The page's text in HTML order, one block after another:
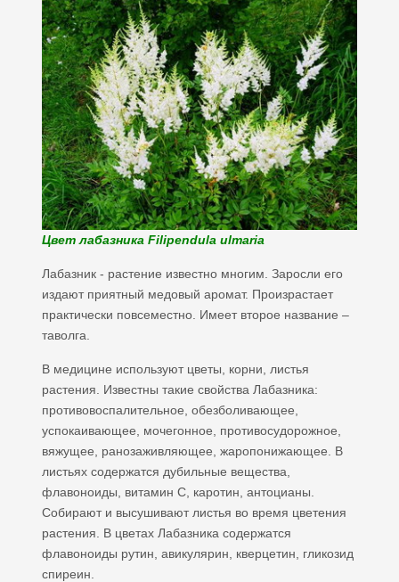
Цвет лабазника Filipendula ulmaria
Лабазник - растение известно многим. Заросли его
издают приятный медовый аромат. Произрастает
практически повсеместно. Имеет второе название –
таволга.
В медицине используют цветы, корни, листья
растения. Известны такие свойства Лабазника:
противовоспалительное, обезболивающее,
успокаивающее, мочегонное, противосудорожное,
вяжущее, ранозаживляющее, жаропонижающее. В
листьях содержатся дубильные вещества,
флавоноиды, витамин С, каротин, антоцианы.
Собирают и высушивают листья во время цветения
растения. В цветах Лабазника содержатся
флавоноиды рутин, авикулярин, кверцетин, гликозид
спиреин.